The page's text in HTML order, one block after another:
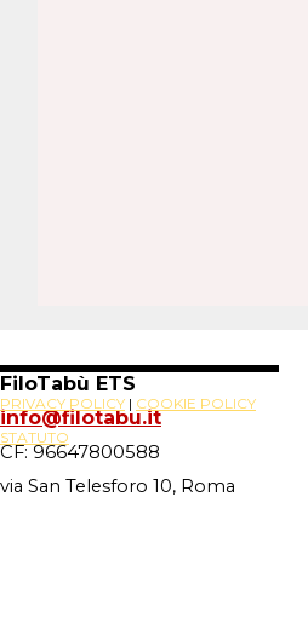
PRIVACY POLICY | COOKIE POLICY
STATUTO
FiloTabù ETS
info@filotabu.it
CF: 96647800588
via San Telesforo 10, Roma